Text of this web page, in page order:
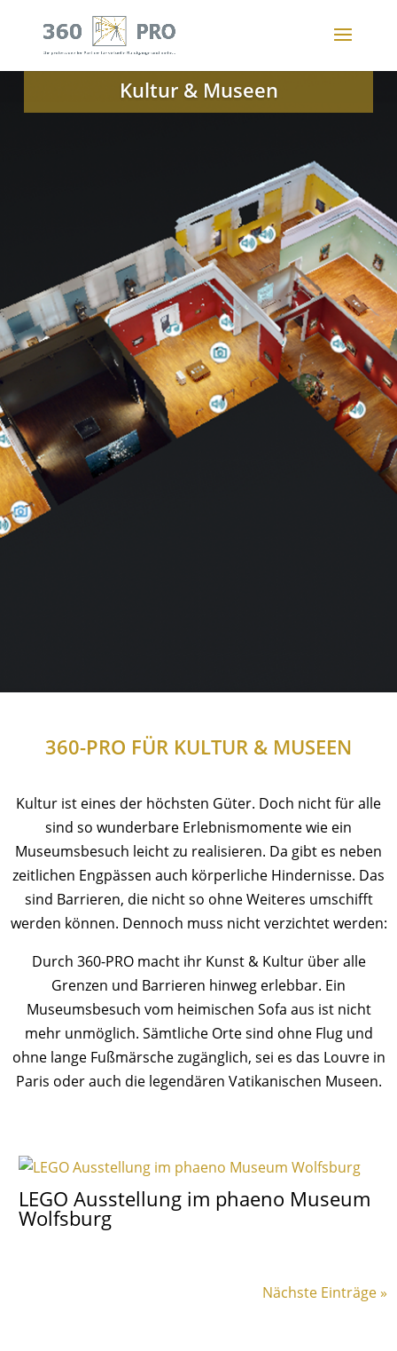
Kultur & Museen
360-PRO FÜR KULTUR & MUSEEN
Kultur ist eines der höchsten Güter. Doch nicht für alle
sind so wunderbare Erlebnismomente wie ein
Museumsbesuch leicht zu realisieren. Da gibt es neben
zeitlichen Engpässen auch körperliche Hindernisse. Das
sind Barrieren, die nicht so ohne Weiteres umschifft
werden können. Dennoch muss nicht verzichtet werden:
Durch 360-PRO macht ihr Kunst & Kultur über alle
Grenzen und Barrieren hinweg erlebbar. Ein
Museumsbesuch vom heimischen Sofa aus ist nicht
mehr unmöglich. Sämtliche Orte sind ohne Flug und
ohne lange Fußmärsche zugänglich, sei es das Louvre in
Paris oder auch die legendären Vatikanischen Museen.
LEGO Ausstellung im phaeno Museum
Wolfsburg
Nächste Einträge »